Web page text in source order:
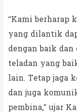
“Kami berharap
yang dilantik
dengan baik
teladan yang
lain. Tetap jaga
dan juga
pembina,” ujar